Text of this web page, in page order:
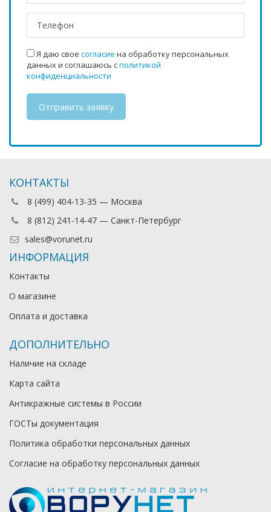
Я даю свое согласие на обработку персональных
данных и соглашаюсь сполитикой
конфиденциальности
КОНТАКТЫ
8 (499) 404-13-35 — Москва
8 (812) 241-14-47 — Санкт-Петербург
sales@vorunet.ru
ИНФОРМАЦИЯ
Контакты
О магазине
Оплата и доставка
ДОПОЛНИТЕЛЬНО
Наличие на складе
Карта сайта
Антикражные системы в России
ГОСТы документация
Политика обработки персональных данных
Согласие на обработку персональных данных